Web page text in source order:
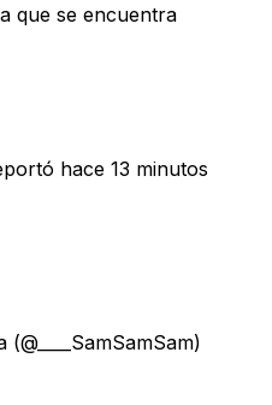
que se encuentra
hace 13 minutos
(@____SamSamSam)